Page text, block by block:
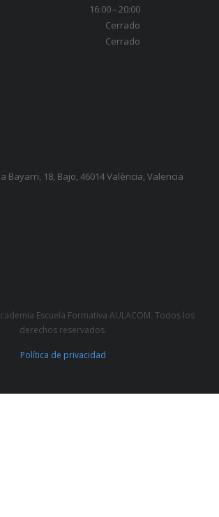
16:00 – 20:00
Cerrado
Cerrado
Bayarri, 18, Bajo, 46014 València, Valencia
Escuela Formativa AULACOM. Todos los
derechos reservados.
Política de privacidad